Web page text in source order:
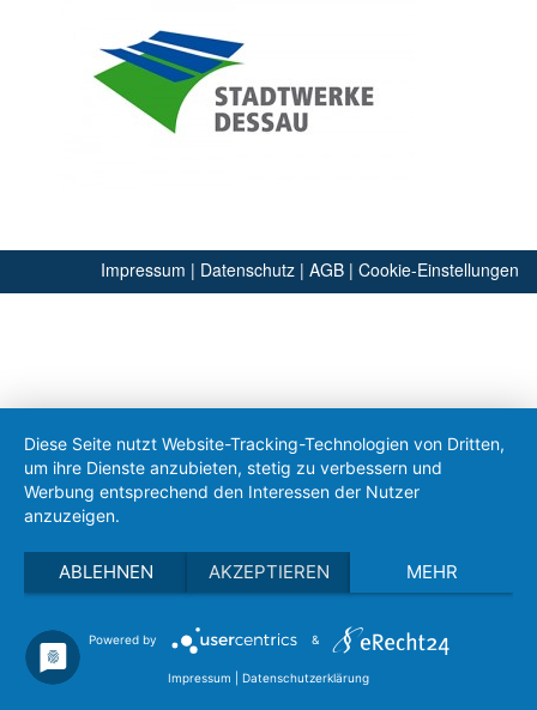
Impressum | Datenschutz | AGB | Cookie-Einstellungen
Diese Seite nutzt Website-Tracking-Technologien von Dritten,
um ihre Dienste anzubieten, stetig zu verbessern und
Werbung entsprechend den Interessen der Nutzer
anzuzeigen.
ABLEHNEN AKZEPTIEREN MEHR
Powered by &
Impressum Datenschutzerklärung